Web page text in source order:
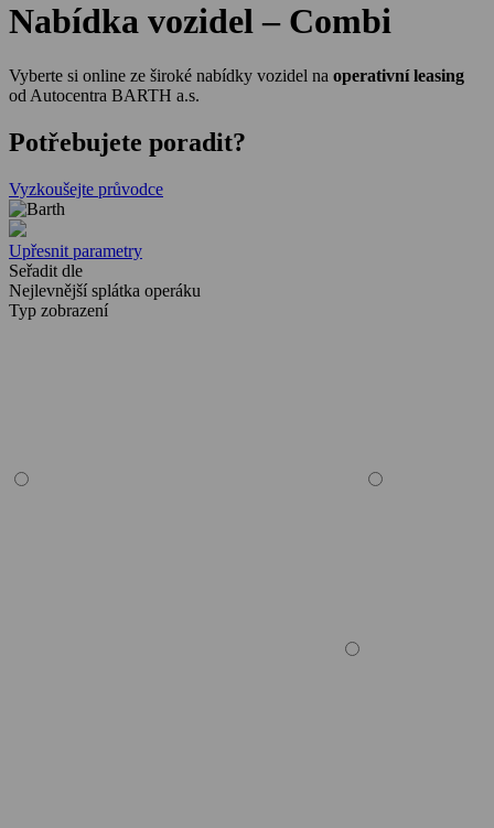
Nabídka vozidel – Combi
Vyberte si online ze široké nabídky vozidel na operativní leasing
od Autocentra BARTH a.s.
Potřebujete poradit?
Vyzkoušejte průvodce
Upřesnit parametry
Seřadit dle
Nejlevnější splátka operáku
Typ zobrazení